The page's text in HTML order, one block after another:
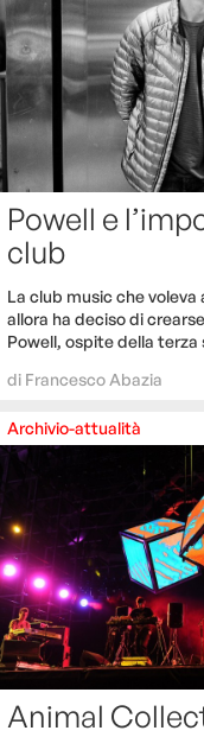
Powell e
club
La club music che
allora ha deciso di
Powell, ospite della terza
di Francesco Abazia
Archivio-attualità
Animal